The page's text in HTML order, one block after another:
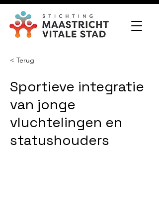
< Terug
Sportieve integratie
van jonge
vluchtelingen en
statushouders